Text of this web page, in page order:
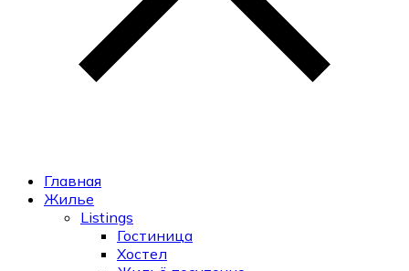
Главная
Жилье
Listings
Гостиница
Хостел